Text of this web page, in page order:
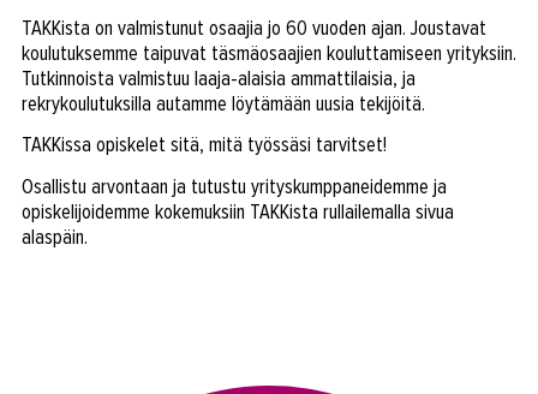
TAKKista on valmistunut osaajia jo 60 vuoden ajan. Joustavat
koulutuksemme taipuvat täsmäosaajien kouluttamiseen yrityksiin.
Tutkinnoista valmistuu laaja-alaisia ammattilaisia, ja
rekrykoulutuksilla autamme löytämään uusia tekijöitä.
TAKKissa opiskelet sitä, mitä työssäsi tarvitset!
Osallistu arvontaan ja tutustu yrityskumppaneidemme ja
opiskelijoidemme kokemuksiin TAKKista rullailemalla sivua
alaspäin.